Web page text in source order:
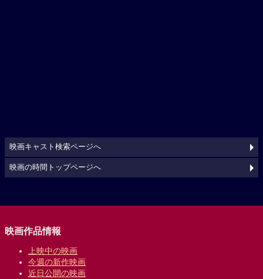
映画キャスト検索ページへ
映画の時間トップページへ
映画作品情報
上映中の映画
今週の新作映画
近日公開の映画